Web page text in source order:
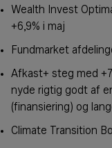
Wealth Invest
+6,9% i maj
Fundmarket
Afkast+ steg med
nyde rigtig godt af
(finansiering) og
Climate Transition